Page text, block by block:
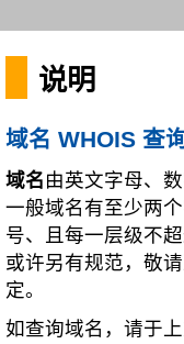
说明
域名 WHOIS 查
域名 由英文字母、
一般域名有至少两
号、且每一层级不
或许另有规范，敬
定。
如查询域名，请于